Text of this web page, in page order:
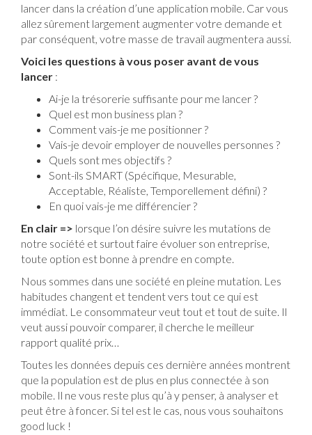
lancer dans la création d’une application mobile. Car vous
allez sûrement largement augmenter votre demande et
par conséquent, votre masse de travail augmentera aussi.
Voici les questions à vous poser avant de vous
lancer :
Ai-je la trésorerie suffisante pour me lancer ?
Quel est mon business plan ?
Comment vais-je me positionner ?
Vais-je devoir employer de nouvelles personnes ?
Quels sont mes objectifs ?
Sont-ils SMART (Spécifique, Mesurable,
Acceptable, Réaliste, Temporellement défini) ?
En quoi vais-je me différencier ?
En clair => lorsque l’on désire suivre les mutations de
notre société et surtout faire évoluer son entreprise,
toute option est bonne à prendre en compte.
Nous sommes dans une société en pleine mutation. Les
habitudes changent et tendent vers tout ce qui est
immédiat. Le consommateur veut tout et tout de suite. Il
veut aussi pouvoir comparer, il cherche le meilleur
rapport qualité prix…
Toutes les données depuis ces dernière années montrent
que la population est de plus en plus connectée à son
mobile. Il ne vous reste plus qu’à y penser, à analyser et
peut être à foncer. Si tel est le cas, nous vous souhaitons
good luck !